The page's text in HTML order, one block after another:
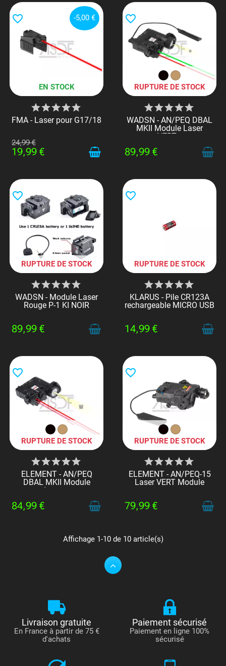
-5,00 €
EN STOCK
favorite_border
FMA - Laser pour G17/18
24,99 €
19,99 €
RUPTURE DE STOCK
favorite_border
WADSN - AN/PEQ DBAL
MKII Module Laser
VERT...
89,99 €
RUPTURE DE STOCK
favorite_border
WADSN - Module Laser
Rouge P-1 KI NOIR
89,99 €
RUPTURE DE STOCK
favorite_border
KLARUS - Pile CR123A
rechargeable MICRO USB
14,99 €
RUPTURE DE STOCK
favorite_border
ELEMENT - AN/PEQ
DBAL MKII Module
Laser...
84,99 €
RUPTURE DE STOCK
favorite_border
ELEMENT - AN/PEQ-15
Laser VERT Module
79,99 €
Affichage 1-10 de 10 article(s)
Livraison gratuite
En France à partir de 75 €
d'achats
Paiement sécurisé
Paiement en ligne 100%
sécurisé